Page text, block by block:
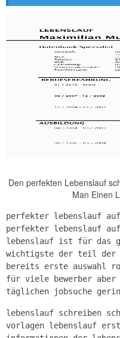
Den perfekten Lebenslauf
Man Einen
perfekter lebenslauf
perfekter lebenslauf
lebenslauf ist für das
wichtigste der teil der
bereits erste auswahl
für viele bewerber aber
täglichen jobsuche
lebenslauf schreiben
vorlagen lebenslauf